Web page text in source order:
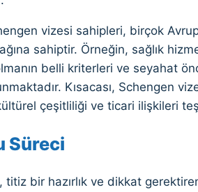
vizesi sahipleri, birçok
sahiptir. Örneğin, sağlık
belli kriterleri ve seyahat
Kısacası, Schengen
çeşitliliği ve ticari ilişkileri
Süreci
bir hazırlık ve dikkat